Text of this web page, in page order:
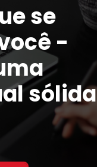
se
-
sólida